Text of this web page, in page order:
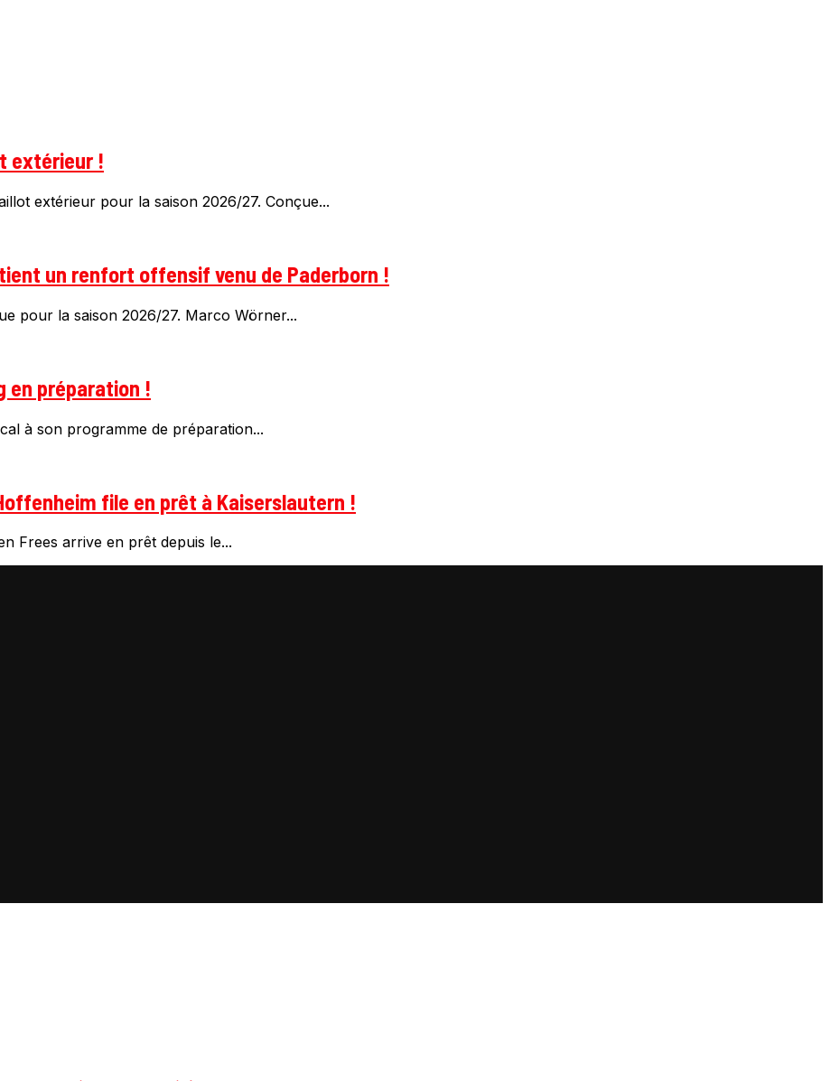
extérieur !
extérieur pour la saison 2026/27. Conçue...
un renfort offensif venu de Paderborn !
pour la saison 2026/27. Marco Wörner...
en préparation !
à son programme de préparation...
file en prêt à Kaiserslautern !
Frees arrive en prêt depuis le...